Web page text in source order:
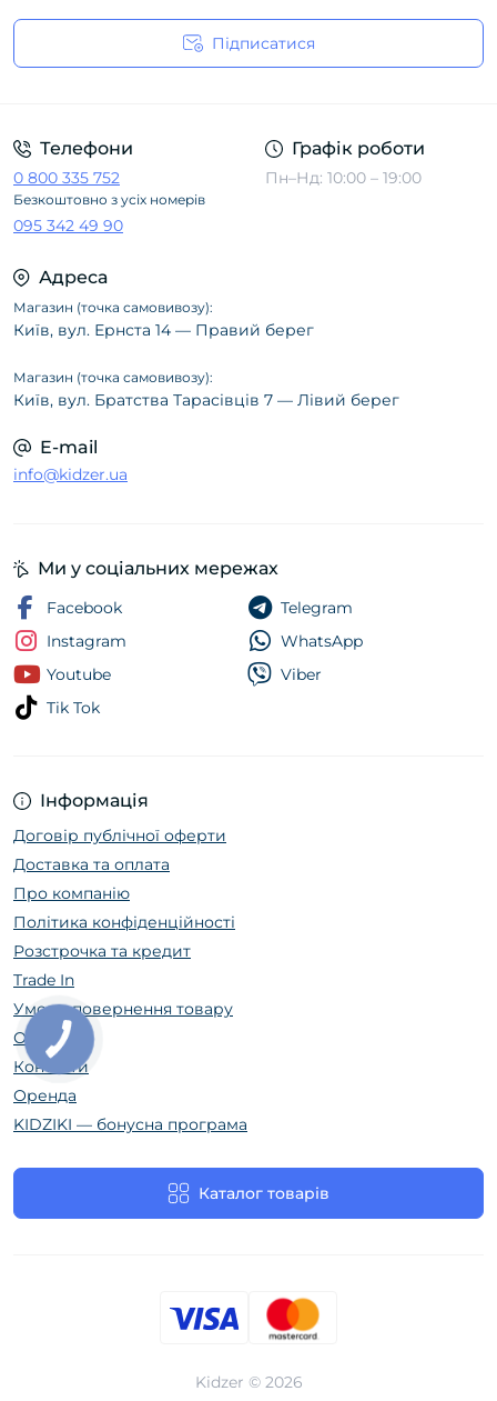
Підписатися
Телефони
0 800 335 752
Безкоштовно з усіх номерів
095 342 49 90
Графік роботи
Пн–Нд: 10:00 – 19:00
Адреса
Магазин (точка самовивозу):
Київ, вул. Ернста 14 — Правий берег
Магазин (точка самовивозу):
Київ, вул. Братства Тарасівців 7 — Лівий берег
E-mail
info@kidzer.ua
Інформація
Договір публічної оферти
Доставка та оплата
Про компанію
Політика конфіденційності
Розстрочка та кредит
Trade In
Умови повернення товару
Огляди
Контакти
Оренда
KIDZIKI — бонусна програма
Каталог товарів
Ми у соціальних мережах
Facebook
Instagram
Youtube
Tik Tok
Telegram
WhatsApp
Viber
Kidzer © 2026